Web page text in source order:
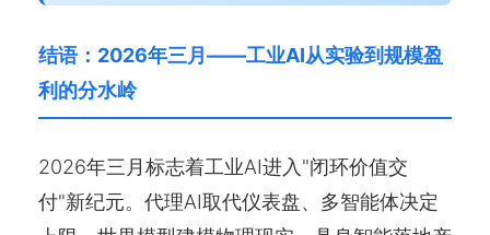
结语：2026年三月——工业AI从实验到规模盈
利的分水岭
2026年三月标志着工业AI进入"闭环价值交
付"新纪元。代理AI取代仪表盘、多智能体决定